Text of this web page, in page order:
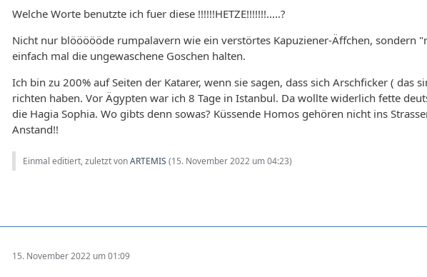
Welche Worte benutzte ich fuer diese !!!!!!HETZE!!!!!!!.....?
Nicht nur blöööööde rumpalavern wie ein verstörtes Kapuziener-Äffchen, sondern
einfach mal die ungewaschene Goschen halten.
Ich bin zu 200% auf Seiten der Katarer, wenn sie sagen, dass sich Arschficker ( das
richten haben. Vor Ägypten war ich 8 Tage in Istanbul. Da wollte widerlich fette
die Hagia Sophia. Wo gibts denn sowas? Küssende Homos gehören nicht ins
Anstand!!
Einmal editiert, zuletzt vonARTEMIS (15. November 2022 um 04:23)
15. November 2022 um 01:09